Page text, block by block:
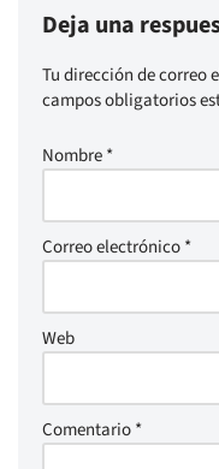
Deja una
Tu dirección de correo
campos obligatorios
Nombre*
Correo electrónico*
Web
Comentario*